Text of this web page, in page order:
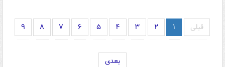
قبلی ۱ ۲ ۳ ۴ ۵ ۶ ۷ ۸ ۹
بعدی